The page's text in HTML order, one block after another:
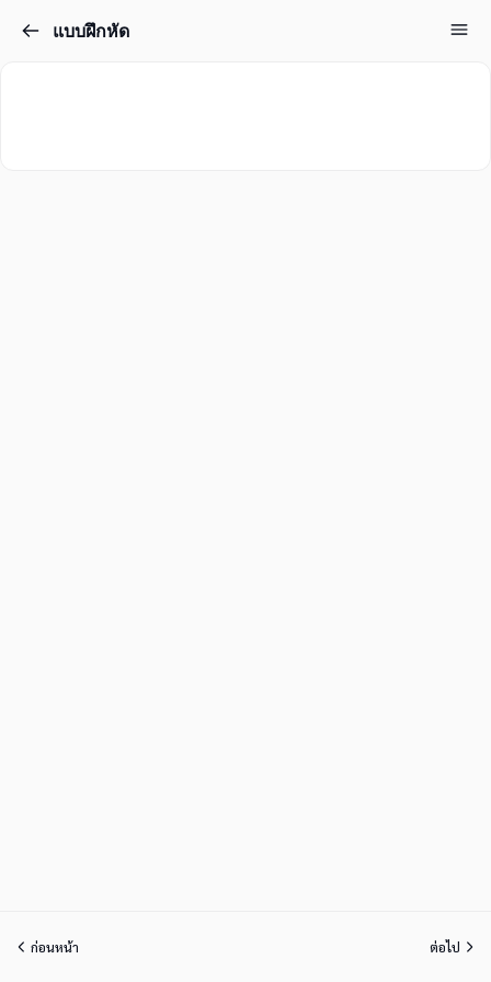
แบบฝึกหัด
ก่อนหน้า ต่อไป